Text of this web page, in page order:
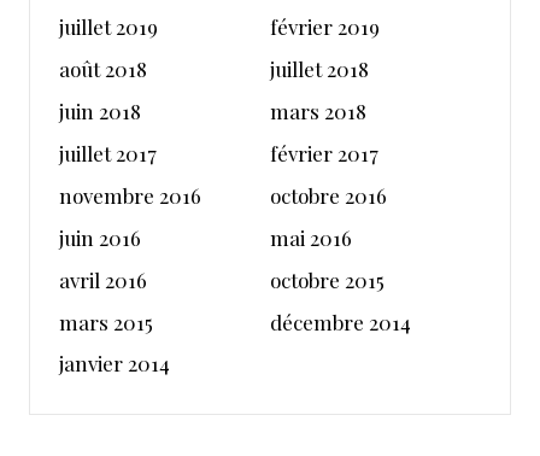
juillet 2019
février 2019
août 2018
juillet 2018
juin 2018
mars 2018
juillet 2017
février 2017
novembre 2016
octobre 2016
juin 2016
mai 2016
avril 2016
octobre 2015
mars 2015
décembre 2014
janvier 2014